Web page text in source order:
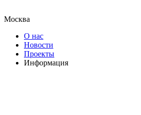
Москва
О нас
Новости
Проекты
Информация